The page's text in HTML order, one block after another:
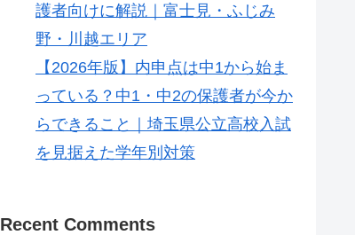
護者向けに解説｜富士見・ふじみ
野・川越エリア
【2026年版】内申点は中1から始ま
っている？中1・中2の保護者が今か
らできること｜埼玉県公立高校入試
を見据えた学年別対策
Recent Comments